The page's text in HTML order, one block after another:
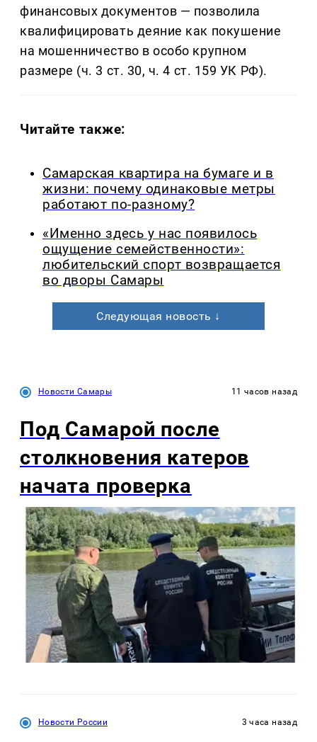
финансовых документов — позволила
квалифицировать деяние как покушение
на мошенничество в особо крупном
размере (ч. 3 ст. 30, ч. 4 ст. 159 УК РФ).
Читайте также:
Самарская квартира на бумаге и в
жизни: почему одинаковые метры
работают по-разному?
«Именно здесь у нас появилось
ощущение семейственности»:
любительский спорт возвращается
во дворы Самары
Следующая новость ↓
Новости Самары 11 часов назад
Под Самарой после
столкновения катеров
начата проверка
Новости России 3 часа назад